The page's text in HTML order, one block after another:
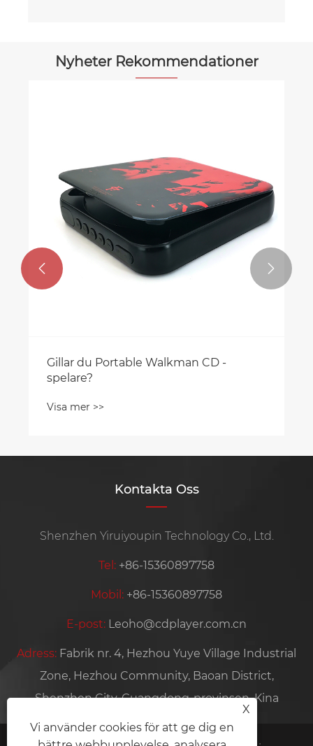
Nyheter Rekommendationer
Gillar du Portable Walkman CD -
spelare?
Visa mer >>
 
Kontakta Oss
Shenzhen Yiruiyoupin Technology Co., Ltd.
Tel: +86-15360897758
Mobil: +86-15360897758
E-post: Leoho@cdplayer.com.cn
Adress: Fabrik nr. 4, Hezhou Yuye Village Industrial
Zone, Hezhou Community, Baoan District,
Shenzhen City, Guangdong-provinsen, Kina
X
Vi använder cookies för att ge dig en